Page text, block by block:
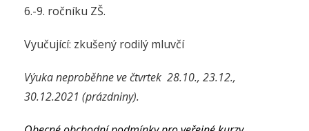
6.-9. ročníku ZŠ.
Vyučující: zkušený rodilý mluvčí
Výuka neproběhne ve čtvrtek 28.10., 23.12.,
30.12.2021 (prázdniny).